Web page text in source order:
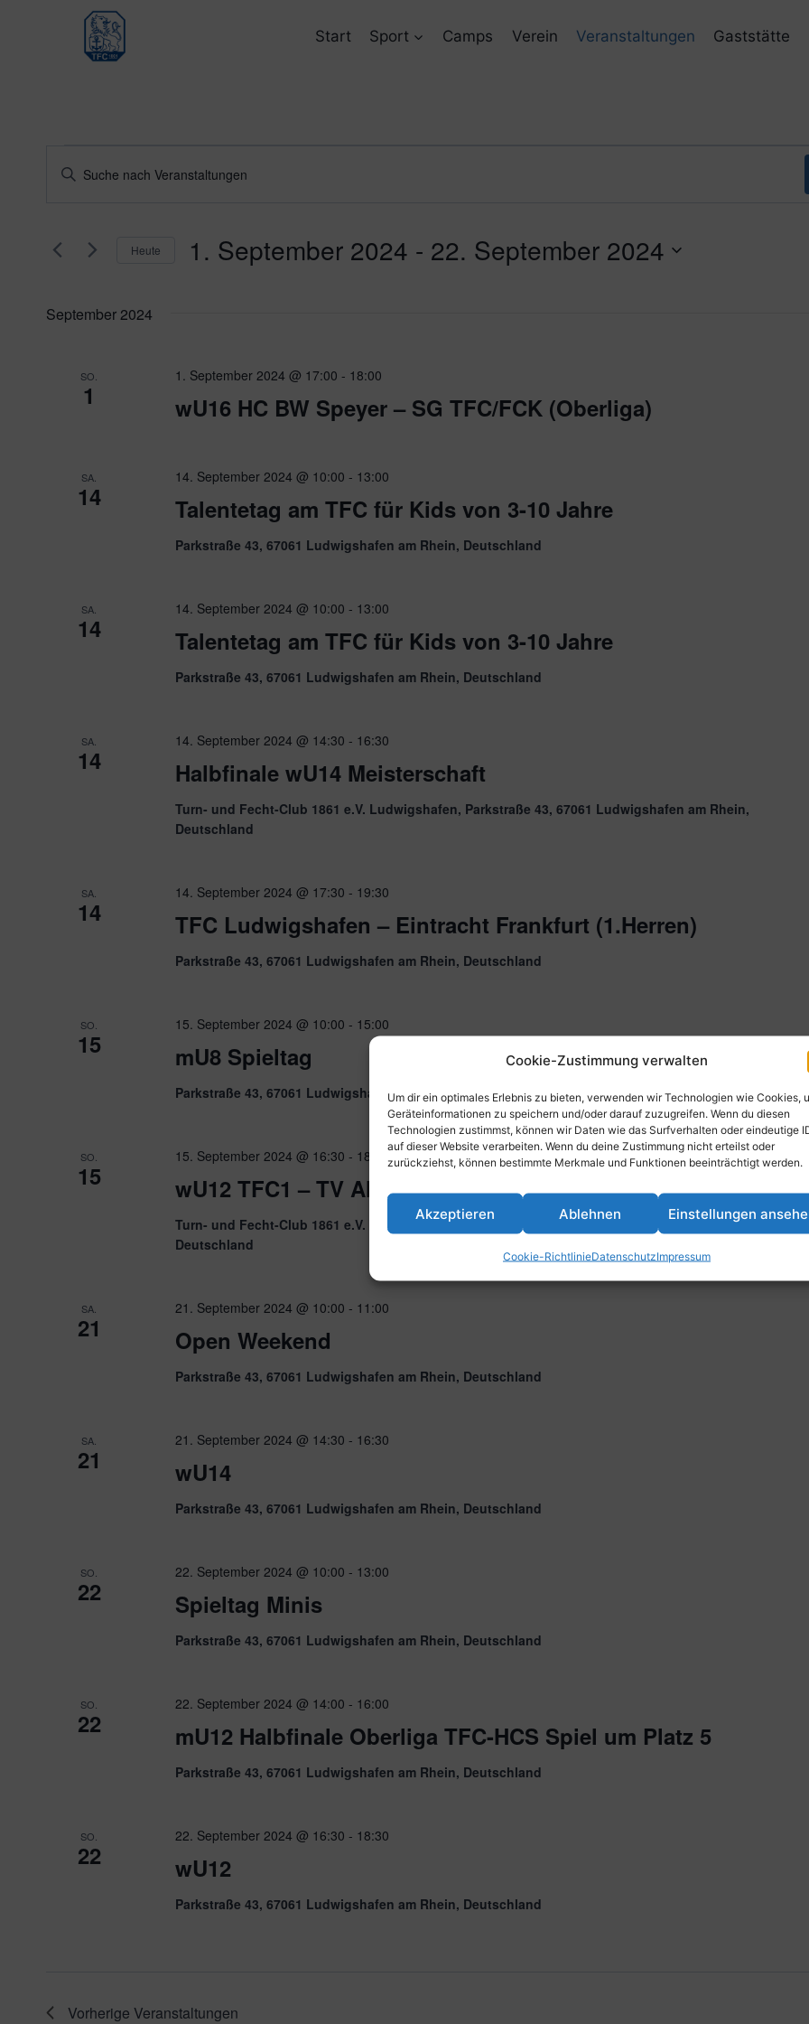
Cookie-Zustimmung verwalten
Um dir ein optimales Erlebnis zu bieten, verwenden wir Technologien wie Cookies,
Geräteinformationen zu speichern und/oder darauf zuzugreifen. Wenn du diesen
Technologien zustimmst, können wir Daten wie das Surfverhalten oder eindeutige
auf dieser Website verarbeiten. Wenn du deine Zustimmung nicht erteilst oder
zurückziehst, können bestimmte Merkmale und Funktionen beeinträchtigt werden.
Akzeptieren Ablehnen Einstellungen
Cookie-RichtlinieDatenschutzImpressum
Start Sport Camps Verein Veranstaltungen Gaststätte
Veranstaltungen
Veranstaltungen
und
Navigation
Bitte
Suche
Schlüsselwort.
Heute 1. September 2024 - 22. September 2024
September 2024
SO.
1 wU16 HC BW Speyer – SG TFC/FCK (Oberliga)
1. September 2024 @ 17:00 - 18:00
SA.
14 Talentetag am TFC für Kids von 3-10 Jahre
14. September 2024 @ 10:00 - 13:00
Parkstraße 43, 67061 Ludwigshafen am Rhein, Deutschland
SA.
14 Talentetag am TFC für Kids von 3-10 Jahre
14. September 2024 @ 10:00 - 13:00
Parkstraße 43, 67061 Ludwigshafen am Rhein, Deutschland
SA.
14 Halbfinale wU14 Meisterschaft
14. September 2024 @ 14:30 - 16:30
Turn- und Fecht-Club 1861 e.V. Ludwigshafen, Parkstraße 43, 67061 Ludwigshafen am Rhein,
Deutschland
SA.
14 TFC Ludwigshafen – Eintracht Frankfurt (1.Herren)
14. September 2024 @ 17:30 - 19:30
Parkstraße 43, 67061 Ludwigshafen am Rhein, Deutschland
SO.
15 mU8 Spieltag
15. September 2024 @ 10:00 - 15:00
Parkstraße 43, 67061 Ludwigshafen am Rhein, Deutschland
SO.
15 wU12 TFC1 – TV Alzey
15. September 2024 @ 16:30 - 18:30
Turn- und Fecht-Club 1861 e.V. Ludwigshafen, Parkstraße 43, 67061 Ludwigshafen am Rhein,
Deutschland
SA.
21 Open Weekend
21. September 2024 @ 10:00 - 11:00
Parkstraße 43, 67061 Ludwigshafen am Rhein, Deutschland
SA.
21 wU14
21. September 2024 @ 14:30 - 16:30
Parkstraße 43, 67061 Ludwigshafen am Rhein, Deutschland
SO.
22 Spieltag Minis
22. September 2024 @ 10:00 - 13:00
Parkstraße 43, 67061 Ludwigshafen am Rhein, Deutschland
SO.
22 mU12 Halbfinale Oberliga TFC-HCS Spiel um Platz 5
22. September 2024 @ 14:00 - 16:00
Parkstraße 43, 67061 Ludwigshafen am Rhein, Deutschland
SO.
22 wU12
22. September 2024 @ 16:30 - 18:30
Parkstraße 43, 67061 Ludwigshafen am Rhein, Deutschland
Vorherige Veranstaltungen